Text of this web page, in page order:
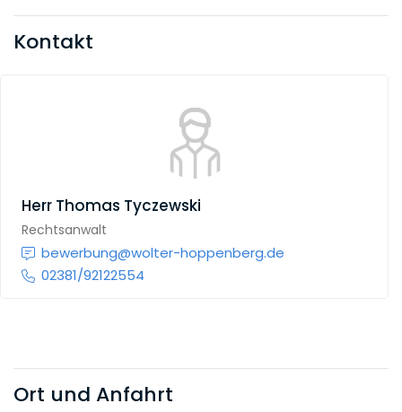
Kontakt
Herr Thomas Tyczewski
Rechtsanwalt
bewerbung@wolter-hoppenberg.de
02381/92122554
Ort und Anfahrt